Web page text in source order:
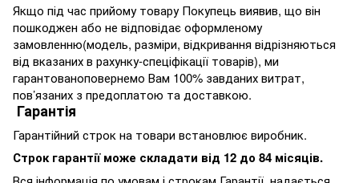
Якщо під час прийому товару Покупець виявив, що він
пошкоджен або не відповідає оформленому
замовленню(модель, разміри, відкривання відрізняються
від вказаних в рахунку-спеціфікації товарів), ми
гарантованоповернемо Вам 100% завданих витрат,
пов’язаних з предоплатою та доставкою.
Гарантія
Гарантійний строк на товари встановлює виробник.
Строк гарантії може складати від 12 до 84 місяців.